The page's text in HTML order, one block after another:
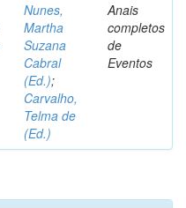
Nunes,
Martha
Suzana
Cabral
(Ed.);
Carvalho,
Telma de
(Ed.)
Anais
completos
de
Eventos